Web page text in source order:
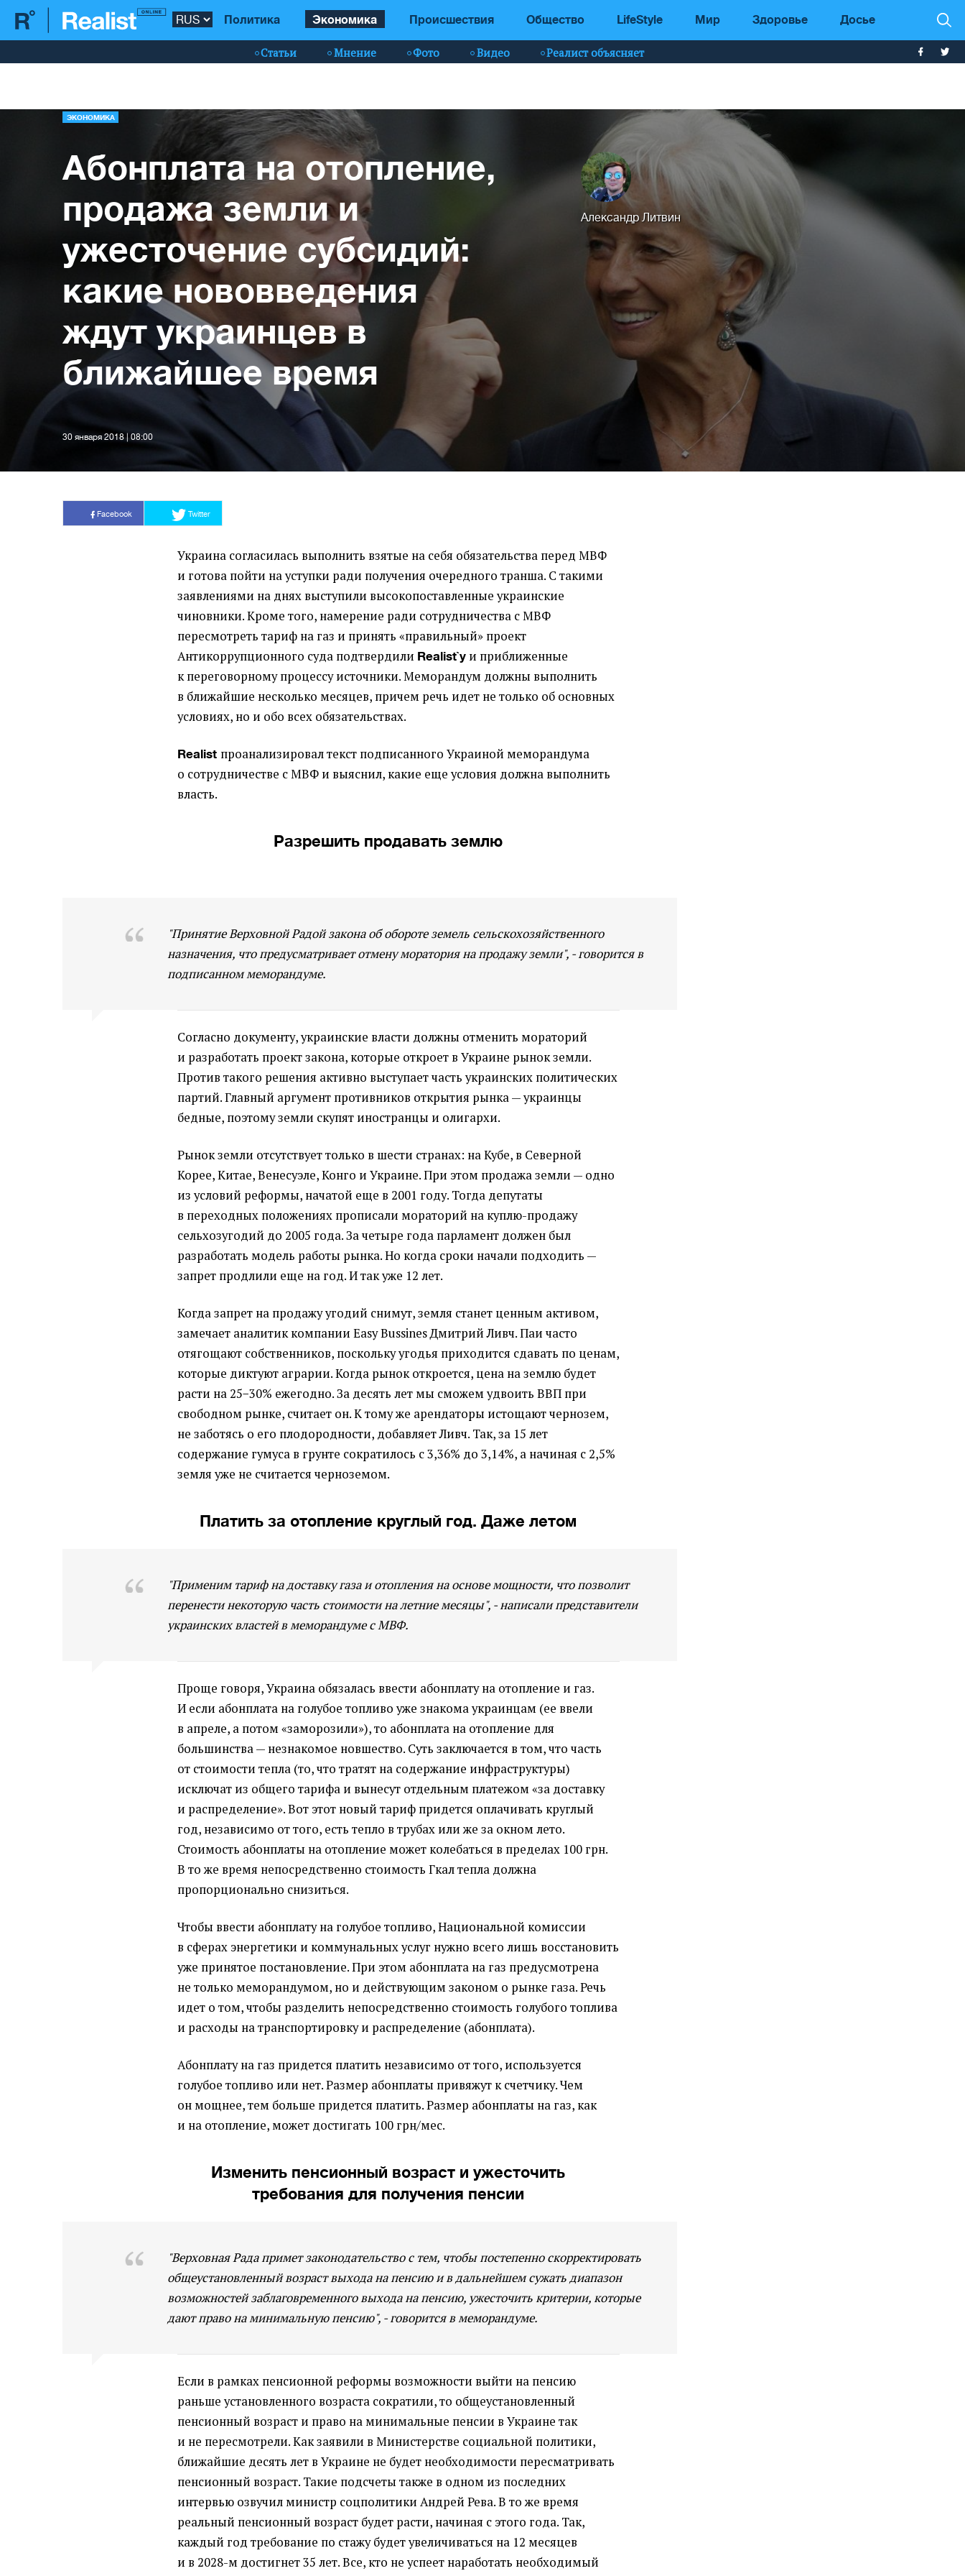
Политика Экономика Происшествия Общество LifeStyle Мир Здоровье Досье
Статьи Мнение Фото Видео Реалист объясняет
ЭКОНОМИКА
Абонплата на отопление,
продажа земли и
ужесточение субсидий:
какие нововведения
ждут украинцев в
ближайшее время
Александр Литвин
30 января 2018 | 08:00
Facebook Twitter
Украина согласилась выполнить взятые на себя обязательства перед МВФ
и готова пойти на уступки ради получения очередного транша. С такими
заявлениями на днях выступили высокопоставленные украинские
чиновники. Кроме того, намерение ради сотрудничества с МВФ
пересмотреть тариф на газ и принять «правильный» проект
Антикоррупционного суда подтвердили Realist`у и приближенные
к переговорному процессу источники. Меморандум должны выполнить
в ближайшие несколько месяцев, причем речь идет не только об основных
условиях, но и обо всех обязательствах.
Realist проанализировал текст подписанного Украиной меморандума
о сотрудничестве с МВФ и выяснил, какие еще условия должна выполнить
власть.
Разрешить продавать землю
"Принятие Верховной Радой закона об обороте земель сельскохозяйственного
назначения, что предусматривает отмену моратория на продажу земли", - говорится в
подписанном меморандуме.
Согласно документу, украинские власти должны отменить мораторий
и разработать проект закона, которые откроет в Украине рынок земли.
Против такого решения активно выступает часть украинских политических
партий. Главный аргумент противников открытия рынка — украинцы
бедные, поэтому земли скупят иностранцы и олигархи.
Рынок земли отсутствует только в шести странах: на Кубе, в Северной
Корее, Китае, Венесуэле, Конго и Украине. При этом продажа земли — одно
из условий реформы, начатой еще в 2001 году. Тогда депутаты
в переходных положениях прописали мораторий на куплю-продажу
сельхозугодий до 2005 года. За четыре года парламент должен был
разработать модель работы рынка. Но когда сроки начали подходить —
запрет продлили еще на год. И так уже 12 лет.
Когда запрет на продажу угодий снимут, земля станет ценным активом,
замечает аналитик компании Easy Bussines Дмитрий Ливч. Паи часто
отягощают собственников, поскольку угодья приходится сдавать по ценам,
которые диктуют аграрии. Когда рынок откроется, цена на землю будет
расти на 25−30% ежегодно. За десять лет мы сможем удвоить ВВП при
свободном рынке, считает он. К тому же арендаторы истощают чернозем,
не заботясь о его плодородности, добавляет Ливч. Так, за 15 лет
содержание гумуса в грунте сократилось с 3,36% до 3,14%, а начиная с 2,5%
земля уже не считается черноземом.
Платить за отопление круглый год. Даже летом
"Применим тариф на доставку газа и отопления на основе мощности, что позволит
перенести некоторую часть стоимости на летние месяцы", - написали представители
украинских властей в меморандуме с МВФ.
Проще говоря, Украина обязалась ввести абонплату на отопление и газ.
И если абонплата на голубое топливо уже знакома украинцам (ее ввели
в апреле, а потом«заморозили»), то абонплата на отопление для
большинства — незнакомое новшество. Суть заключается в том, что часть
от стоимости тепла (то, что тратят на содержание инфраструктуры)
исключат из общего тарифа и вынесут отдельным платежом«за доставку
и распределение». Вот этот новый тариф придется оплачивать круглый
год, независимо от того, есть тепло в трубах или же за окном лето.
Стоимость абонплаты на отопление может колебаться в пределах 100 грн.
В то же время непосредственно стоимость Гкал тепла должна
пропорционально снизиться.
Чтобы ввести абонплату на голубое топливо, Национальной комиссии
в сферах энергетики и коммунальных услуг нужно всего лишь восстановить
уже принятое постановление. При этом абонплата на газ предусмотрена
не только меморандумом, но и действующим законом о рынке газа. Речь
идет о том, чтобы разделить непосредственно стоимость голубого топлива
и расходы на транспортировку и распределение (абонплата).
Абонплату на газ придется платить независимо от того, используется
голубое топливо или нет. Размер абонплаты привяжут к счетчику. Чем
он мощнее, тем больше придется платить. Размер абонплаты на газ, как
и на отопление, может достигать 100 грн/мес.
Изменить пенсионный возраст и ужесточить
требования для получения пенсии
"Верховная Рада примет законодательство с тем, чтобы постепенно скорректировать
общеустановленный возраст выхода на пенсию и в дальнейшем сужать диапазон
возможностей заблаговременного выхода на пенсию, ужесточить критерии, которые
дают право на минимальную пенсию", - говорится в меморандуме.
Если в рамках пенсионной реформы возможности выйти на пенсию
раньше установленного возраста сократили, то общеустановленный
пенсионный возраст и право на минимальные пенсии в Украине так
и не пересмотрели. Как заявили в Министерстве социальной политики,
ближайшие десять лет в Украине не будет необходимости пересматривать
пенсионный возраст. Такие подсчеты также в одном из последних
интервью озвучил министр соцполитики Андрей Рева. В то же время
реальный пенсионный возраст будет расти, начиная с этого года. Так,
каждый год требование по стажу будет увеличиваться на 12 месяцев
и в 2028-м достигнет 35 лет. Все, кто не успеет наработать необходимый